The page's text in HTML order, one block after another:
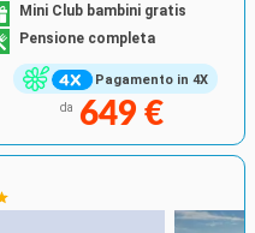
Pagamento in 4X
Mini Club bambini gratis
Pensione completa
da 649 €